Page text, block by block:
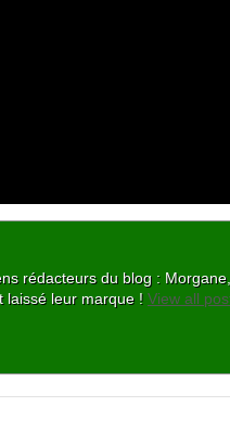
rédacteurs du blog :
laissé leur marque ! View all